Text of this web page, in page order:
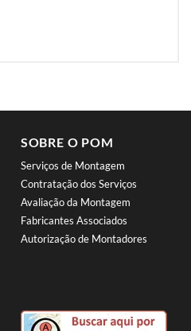
SOBRE O POM
Serviços de Montagem
Contratação dos Serviços
Avaliação da Montagem
Fabricantes Associados
Autorização de Montadores